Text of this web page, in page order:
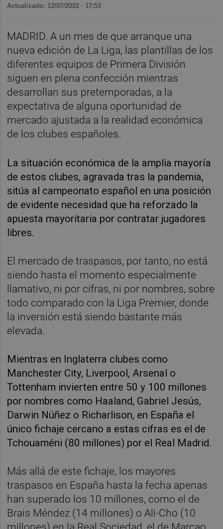
Actualizado: 12/07/2022 · 17:53
MADRID. A un mes de que arranque una
nueva edición de La Liga, las plantillas de los
diferentes equipos de Primera División
siguen en plena confección mientras
desarrollan sus pretemporadas, a la
expectativa de alguna oportunidad de
mercado ajustada a la realidad económica
de los clubes españoles.
La situación económica de la amplia mayoría
de estos clubes, agravada tras la pandemia,
sitúa al campeonato español en una posición
de evidente necesidad que ha reforzado la
apuesta mayoritaria por contratar jugadores
libres.
El mercado de traspasos, por tanto, no está
siendo hasta el momento especialmente
llamativo, ni por cifras, ni por nombres, sobre
todo comparado con la Liga Premier, donde
la inversión está siendo bastante más
elevada.
Mientras en Inglaterra clubes como
Manchester City, Liverpool, Arsenal o
Tottenham invierten entre 50 y 100 millones
por nombres como Haaland, Gabriel Jesús,
Darwin Núñez o Richarlison, en España el
único fichaje cercano a estas cifras es el de
Tchouaméni (80 millones) por el Real Madrid.
Más allá de este fichaje, los mayores
traspasos en España hasta la fecha apenas
han superado los 10 millones, como el de
Brais Méndez (14 millones) o Ali-Cho (10